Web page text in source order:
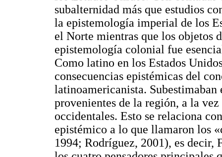
subalternidad más que estudios
la epistemología imperial de los
el Norte mientras que los objetos
epistemología colonial fue
Como latino en los Estados
consecuencias epistémicas del
latinoamericanista. Subestimaban
provenientes de la región, a la
occidentales. Esto se relaciona
epistémico a lo que llamaron los
1994; Rodríguez, 2001), es decir,